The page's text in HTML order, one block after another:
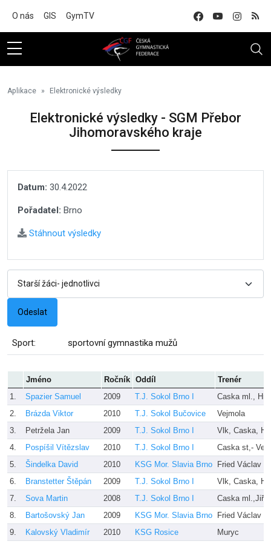
O nás GIS GymTV
Aplikace Elektronické výsledky
Elektronické výsledky - SGM Přebor
Jihomoravského kraje
Datum: 30.4.2022
Pořadatel: Brno
Stáhnout výsledky
Sport: sportovní gymnastika mužů
Jméno Ročník Oddíl
Trenér
1.
Spazier Samuel 2009 T.J. Sokol Brno I
Caska ml.,
2.
Brázda Viktor 2010 T.J. Sokol Bučovice
Vejmola
3.
Petržela Jan 2009 T.J. Sokol Brno I
Vlk, Caska,
4.
Pospíšil Vítězslav 2010 T.J. Sokol Brno I
Caska st,-
5.
Šindelka David 2010 KSG Mor. Slavia Brno
Fried Václav
6.
Branstetter Štěpán 2009 T.J. Sokol Brno I
Vlk, Caska,
7.
Sova Martin 2008 T.J. Sokol Brno I
Caska ml.,Jiří
8.
Bartošovský Jan 2009 KSG Mor. Slavia Brno
Fried Václav
9.
Kalovský Vladimír 2010 KSG Rosice
Muryc